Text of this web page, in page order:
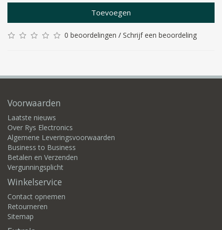
Toevoegen
0 beoordelingen / Schrijf een beoordeling
Voorwaarden
Laatste nieuws
Over Rys Electronics
Algemene Leveringsvoorwaarden
Business to Business
Betalen en Verzenden
Vergunningsplicht
Winkelservice
Contact opnemen
Retourneren
Sitemap